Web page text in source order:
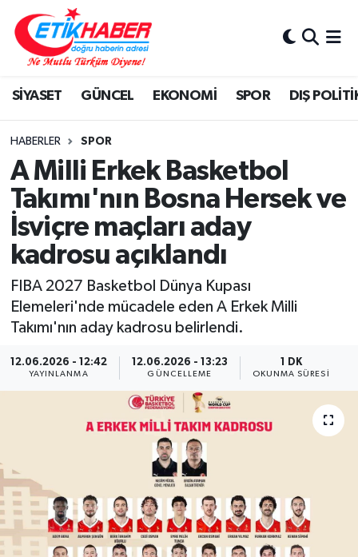
SİYASET GÜNCEL EKONOMİ SPOR DIŞ
HABERLER SPOR
A Milli Erkek Basketbol
Takımı'nın Bosna Hersek ve
İsviçre maçları aday
kadrosu açıklandı
FIBA 2027 Basketbol Dünya Kupası
Elemeleri'nde mücadele eden A Erkek Milli
Takımı'nın aday kadrosu belirlendi.
12.06.2026 - 12:42
YAYINLANMA
12.06.2026 - 13:23
GÜNCELLEME
1 DK
OKUNMA SÜRESI
BİLİM-TEKNOLOJİ
DIŞ POLİTİKA
DÜNYA
EĞİTİM GENÇLİK
EKONOMİ
KÖŞE YAZILARI
KÜLTÜR-SANAT-MAGAZİN
RÖPORTAJLAR
SİYASET
GÜNCEL
Nöbetçi Eczaneler
Hava Durumu
İstanbul Namaz Vakitleri
Trafik Durumu
Süper Lig Puan Durumu ve Fikstür
Tüm Manşetler
Son Dakika Haberleri